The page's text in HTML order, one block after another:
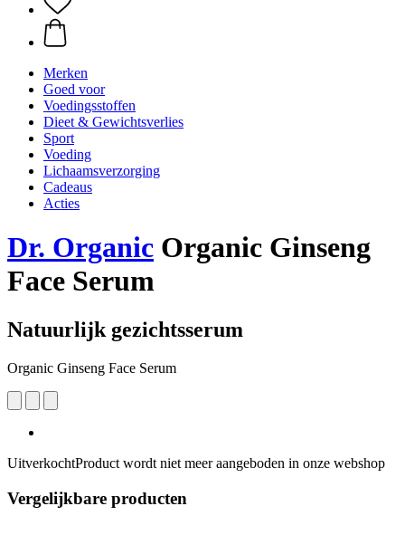
Merken
Goed voor
Voedingsstoffen
Dieet & Gewichtsverlies
Sport
Voeding
Lichaamsverzorging
Cadeaus
Acties
Dr. Organic Organic Ginseng
Face Serum
Natuurlijk gezichtsserum
Organic Ginseng Face Serum
UitverkochtProduct wordt niet meer aangeboden in onze webshop
Vergelijkbare producten